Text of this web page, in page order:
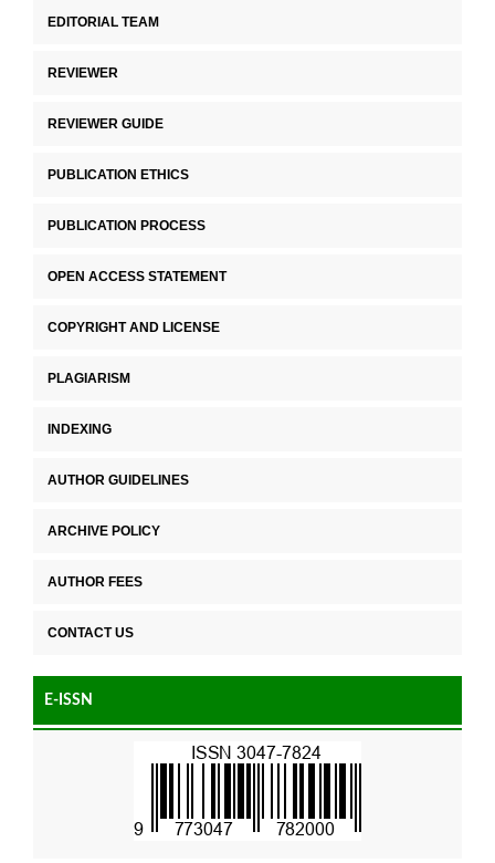
EDITORIAL TEAM
REVIEWER
REVIEWER GUIDE
PUBLICATION ETHICS
PUBLICATION PROCESS
OPEN ACCESS STATEMENT
COPYRIGHT AND LICENSE
PLAGIARISM
INDEXING
AUTHOR GUIDELINES
ARCHIVE POLICY
AUTHOR FEES
CONTACT US
E-ISSN